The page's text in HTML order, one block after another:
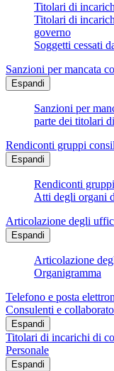
Titolari di
Titolari di
governo
Soggetti cessati
Sanzioni per mancata
Espandi
Sanzioni per
parte dei titolari
Rendiconti gruppi
Espandi
Rendiconti
Atti degli organi
Articolazione degli
Espandi
Articolazione
Organigramma
Telefono e posta
Consulenti e
Espandi
Titolari di incarichi di
Personale
Espandi